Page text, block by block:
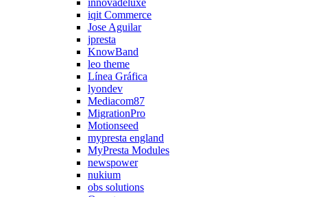
iqit Commerce
Jose Aguilar
jpresta
KnowBand
leo theme
Línea Gráfica
lyondev
Mediacom87
MigrationPro
Motionseed
mypresta england
MyPresta Modules
newspower
nukium
obs solutions